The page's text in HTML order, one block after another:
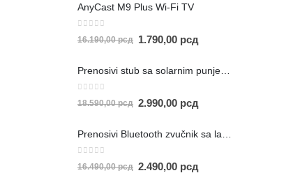
AnyCast M9 Plus Wi-Fi TV
16.190,00рсд 1.790,00 рсд
18.590,00рсд 2.990,00 рсд
16.490,00рсд 2.490,00 рсд